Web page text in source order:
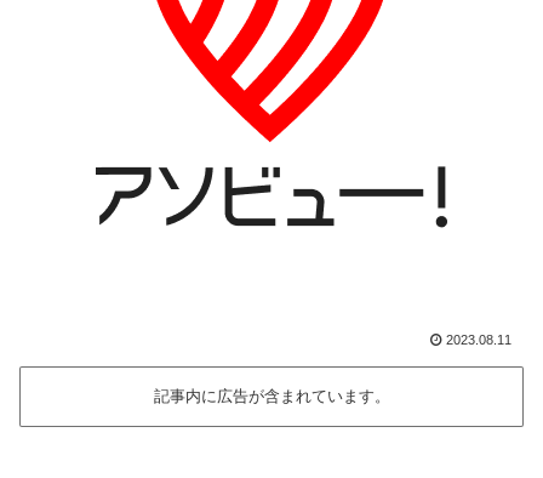
2023.08.11
記事内に広告が含まれています。